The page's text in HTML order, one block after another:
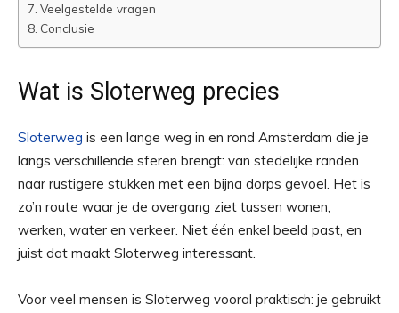
Veelgestelde vragen
Conclusie
Wat is Sloterweg precies
Sloterweg is een lange weg in en rond Amsterdam die je
langs verschillende sferen brengt: van stedelijke randen
naar rustigere stukken met een bijna dorps gevoel. Het is
zo’n route waar je de overgang ziet tussen wonen,
werken, water en verkeer. Niet één enkel beeld past, en
juist dat maakt Sloterweg interessant.
Voor veel mensen is Sloterweg vooral praktisch: je gebruikt